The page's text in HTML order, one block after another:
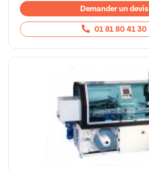
Demander un devis
01 81 80 41 30